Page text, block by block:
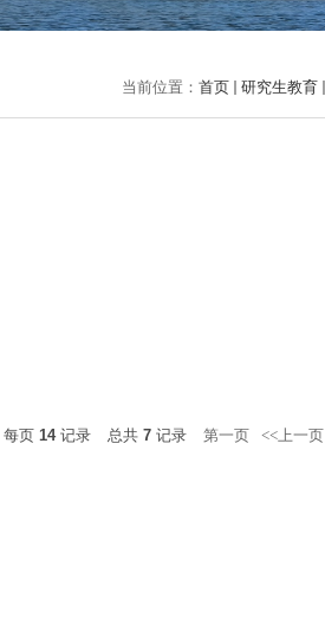
当前位置： 首页 研究生教育
每页 14记录 总共 7 记录 第一页 <<上一页